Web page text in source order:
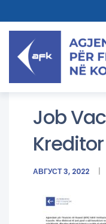
Job
АВГУСТ 3, 2022